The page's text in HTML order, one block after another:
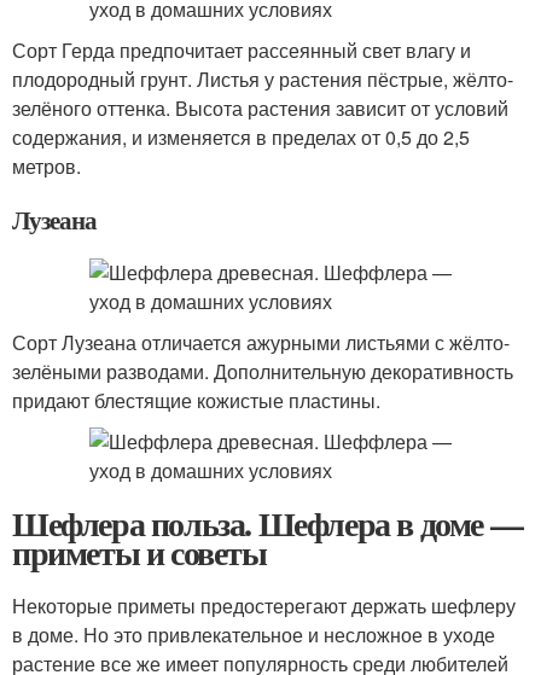
Сорт Герда предпочитает рассеянный свет влагу и
плодородный грунт. Листья у растения пёстрые, жёлто-
зелёного оттенка. Высота растения зависит от условий
содержания, и изменяется в пределах от 0,5 до 2,5
метров.
Лузеана
Сорт Лузеана отличается ажурными листьями с жёлто-
зелёными разводами. Дополнительную декоративность
придают блестящие кожистые пластины.
Шефлера польза. Шефлера в доме —
приметы и советы
Некоторые приметы предостерегают держать шефлеру
в доме. Но это привлекательное и несложное в уходе
растение все же имеет популярность среди любителей